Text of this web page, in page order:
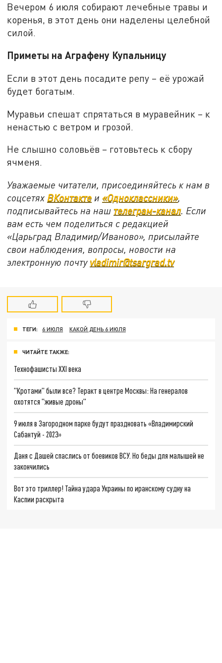
Вечером 6 июля собирают лечебные травы и
коренья, в этот день они наделены целебной
силой.
Приметы на Аграфену Купальницу
Если в этот день посадите репу – её урожай
будет богатым.
Муравьи спешат спрятаться в муравейник – к
ненастью с ветром и грозой.
Не слышно соловьёв – готовьтесь к сбору
ячменя.
Уважаемые читатели, присоединяйтесь к нам в
соцсетях ВКонтакте и«Одноклассники»,
подписывайтесь на наш телеграм-канал. Если
вам есть чем поделиться с редакцией
«Царьград Владимир/Иваново», присылайте
свои наблюдения, вопросы, новости на
электронную почту vladimir@tsargrad.tv
ТЕГИ: 6 ИЮЛЯ КАКОЙ ДЕНЬ 6 ИЮЛЯ
ЧИТАЙТЕ ТАКЖЕ:
Технофашисты XXI века
"Кротами" были все? Теракт в центре Москвы: На генералов
охотятся "живые дроны"
9 июля в Загородном парке будут праздновать «Владимирский
Сабантуй - 2023»
Даня с Дашей спаслись от боевиков ВСУ. Но беды для малышей не
закончились
Вот это триллер! Тайна удара Украины по иранскому судну на
Каспии раскрыта